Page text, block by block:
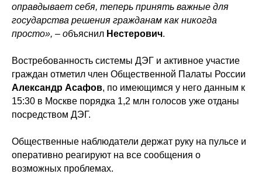
оправдывает себя, теперь принять важные для
государства решения гражданам как никогда
просто», – объяснил Нестерович.
Востребованность системы ДЭГ и активное участие
граждан отметил член Общественной Палаты России
Александр Асафов, по имеющимся у него данным к
15:30 в Москве порядка 1,2 млн голосов уже отданы
посредством ДЭГ.
Общественные наблюдатели держат руку на пульсе и
оперативно реагируют на все сообщения о
возможных проблемах.